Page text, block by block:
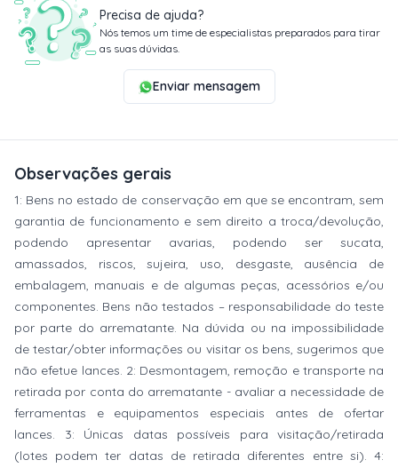
Precisa de ajuda?
Nós temos um time de especialistas preparados para tirar
as suas dúvidas.
Enviar mensagem
Observações gerais
1: Bens no estado de conservação em que se encontram, sem
garantia de funcionamento e sem direito a troca/devolução,
podendo apresentar avarias, podendo ser sucata,
amassados, riscos, sujeira, uso, desgaste, ausência de
embalagem, manuais e de algumas peças, acessórios e/ou
componentes. Bens não testados – responsabilidade do teste
por parte do arrematante. Na dúvida ou na impossibilidade
de testar/obter informações ou visitar os bens, sugerimos que
não efetue lances. 2: Desmontagem, remoção e transporte na
retirada por conta do arrematante - avaliar a necessidade de
ferramentas e equipamentos especiais antes de ofertar
lances. 3: Únicas datas possíveis para visitação/retirada
(lotes podem ter datas de retirada diferentes entre si). 4: